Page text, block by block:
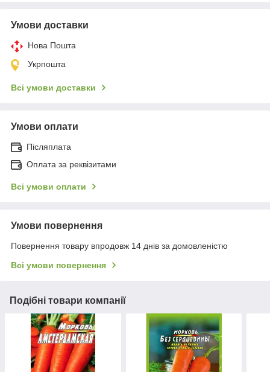
Умови доставки
Нова Пошта
Укрпошта
Всі умови доставки
Умови оплати
Післяплата
Оплата за реквізитами
Всі умови оплати
Умови повернення
Повернення товару впродовж 14 днів за домовленістю
Всі умови повернення
Подібні товари компанії